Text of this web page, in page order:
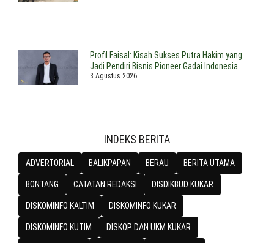
Profil Faisal: Kisah Sukses Putra Hakim yang
Jadi Pendiri Bisnis Pioneer Gadai Indonesia
3 Agustus 2026
INDEKS BERITA
ADVERTORIAL BALIKPAPAN BERAU BERITA UTAMA
BONTANG CATATAN REDAKSI DISDIKBUD KUKAR
DISKOMINFO KALTIM DISKOMINFO KUKAR
DISKOMINFO KUTIM DISKOP DAN UKM KUKAR